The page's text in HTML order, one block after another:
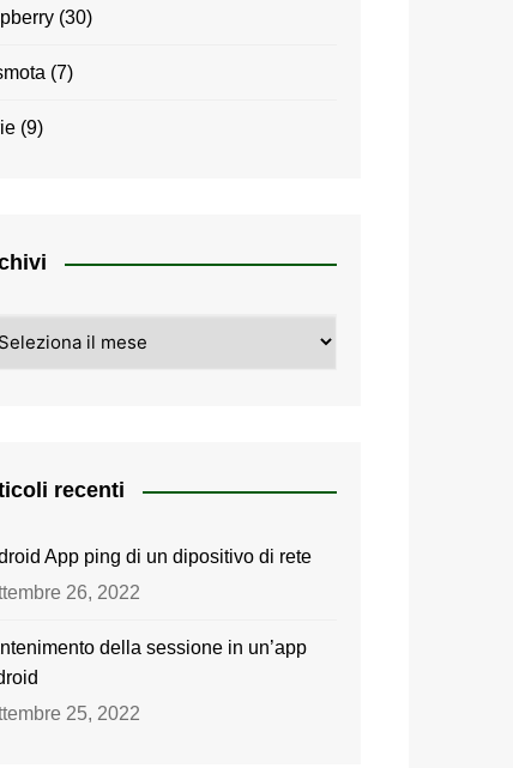
(30)
(7)
(9)
recenti
App ping di un dipositivo di rete
26, 2022
della sessione in un’app
25, 2022